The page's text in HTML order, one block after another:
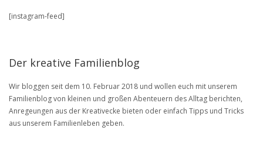
BLOG
[instagram-feed]
Der kreative Familienblog
Wir bloggen seit dem 10. Februar 2018 und wollen euch mit unserem
Familienblog von kleinen und großen Abenteuern des Alltag berichten,
Anregeungen aus der Kreativecke bieten oder einfach Tipps und Tricks
aus unserem Familienleben geben.